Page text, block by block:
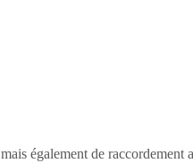
également de